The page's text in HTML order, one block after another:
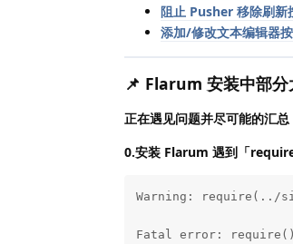
阻止 Pusher 移除刷新
添加/修改文本编辑器
📌 Flarum 安装中部分
正在遇见问题并尽可能的汇
0.安装 Flarum 遇到「
Warning: require(../
Fatal error: